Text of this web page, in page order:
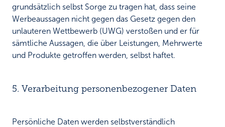
grundsätzlich selbst Sorge zu tragen hat, dass seine
Werbeaussagen nicht gegen das Gesetz gegen den
unlauteren Wettbewerb (UWG) verstoßen und er für
sämtliche Aussagen, die über Leistungen, Mehrwerte
und Produkte getroffen werden, selbst haftet.
5. Verarbeitung personenbezogener Daten
Persönliche Daten werden selbstverständlich